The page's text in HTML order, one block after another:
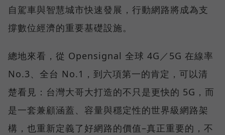
自駕車與智慧城市快速發展，行動網路將成為支
撐數位經濟的重要基礎設施。
總地來看，從 Opensignal 全球 4G／5G 在線率
No.3、全台 No.1，到六項第一的肯定，可以清
楚看見：台灣大哥大打造的不只是更快的 5G，而
是一套兼顧涵蓋、容量與穩定性的世界級網路架
構，也重新定義了好網路的價值–真正重要的，不